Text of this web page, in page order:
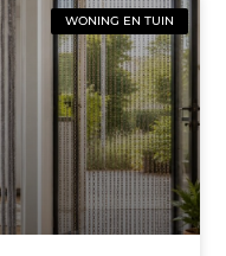
WONING EN TUIN